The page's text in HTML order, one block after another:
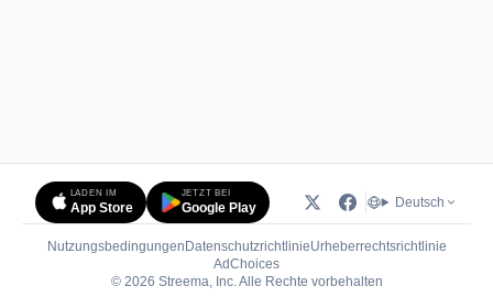
LADEN IM
App Store
JETZT BEI
Google Play Deutsch
Nutzungsbedingungen DatenschutzrichtlinieUrheberrechtsrichtlinie
AdChoices(öffnet in neuem Tab)
© 2026 Streema, Inc. Alle Rechte vorbehalten